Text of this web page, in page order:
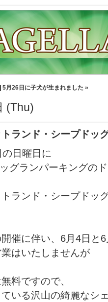
5月26日に子犬が生まれました »
(Thu)
トランド・シープド
日曜日に
グランパーキングの
ランド・シープドッ
開催に伴い、6月4日と
業はいたしませんが
料ですので、
いる沢山の綺麗なシ